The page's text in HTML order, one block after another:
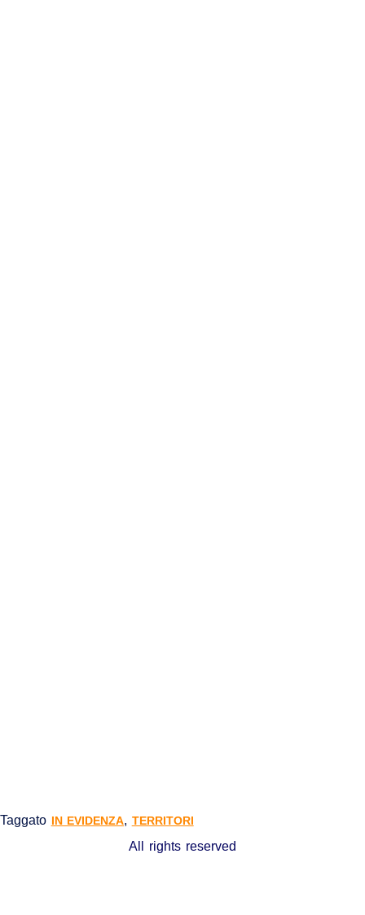
Taggato IN EVIDENZA, TERRITORI
All rights reserved